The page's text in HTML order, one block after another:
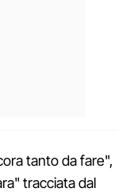
tanto da fare",
tracciata dal